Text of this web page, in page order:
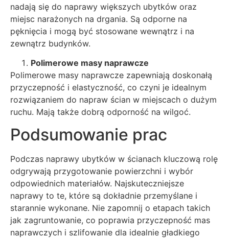
nadają się do naprawy większych ubytków oraz
miejsc narażonych na drgania. Są odporne na
pęknięcia i mogą być stosowane wewnątrz i na
zewnątrz budynków.
Polimerowe masy naprawcze
Polimerowe masy naprawcze zapewniają doskonałą
przyczepność i elastyczność, co czyni je idealnym
rozwiązaniem do napraw ścian w miejscach o dużym
ruchu. Mają także dobrą odporność na wilgoć.
Podsumowanie prac
Podczas naprawy ubytków w ścianach kluczową rolę
odgrywają przygotowanie powierzchni i wybór
odpowiednich materiałów. Najskuteczniejsze
naprawy to te, które są dokładnie przemyślane i
starannie wykonane. Nie zapomnij o etapach takich
jak zagruntowanie, co poprawia przyczepność mas
naprawczych i szlifowanie dla idealnie gładkiego